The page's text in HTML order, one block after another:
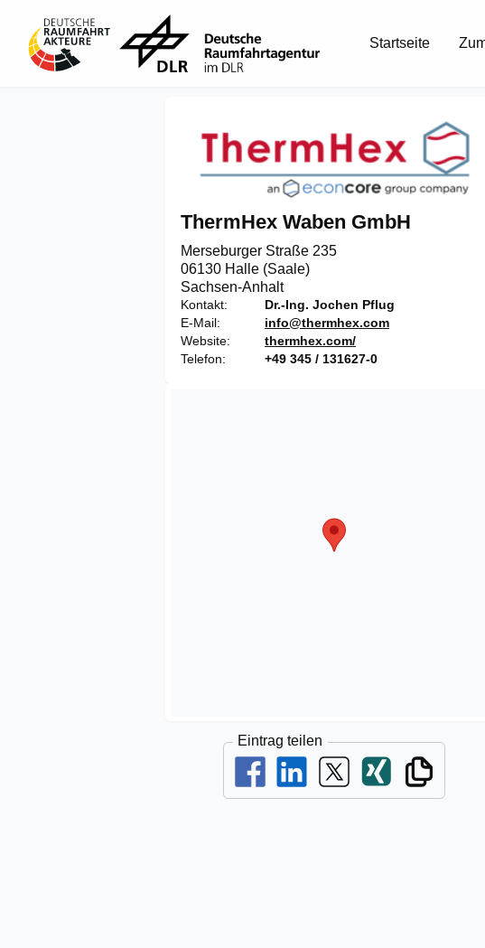
Startseite
ThermHex Waben GmbH
Merseburger Straße 235
06130 Halle (Saale)
Sachsen-Anhalt
Kontakt
Dr.-Ing. Jochen Pflug
E-Mail
info@thermhex.com
Website
thermhex.com/
Telefon
+49 345 / 131627-0
Eintrag teilen